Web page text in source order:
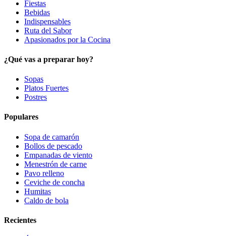
Fiestas
Bebidas
Indispensables
Ruta del Sabor
Apasionados por la Cocina
¿Qué vas a preparar hoy?
Sopas
Platos Fuertes
Postres
Populares
Sopa de camarón
Bollos de pescado
Empanadas de viento
Menestrón de carne
Pavo relleno
Ceviche de concha
Humitas
Caldo de bola
Recientes